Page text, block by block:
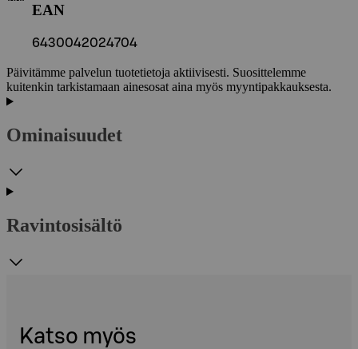
EAN
6430042024704
Päivitämme palvelun tuotetietoja aktiivisesti. Suosittelemme
kuitenkin tarkistamaan ainesosat aina myös myyntipakkauksesta.
Ominaisuudet
Ravintosisältö
Katso myös